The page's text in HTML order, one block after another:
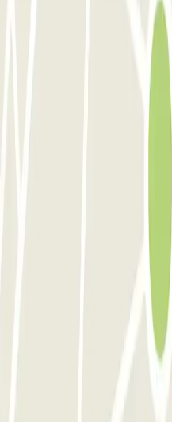
interessarti vicino a
da Zona
Sá Carneiro (OPO)
con Parclick.
auto in uno di questi parcheggi